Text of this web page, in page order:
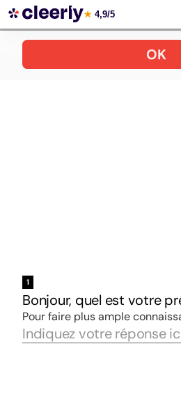
Votre simulation gratuite et
★ 4,9/5